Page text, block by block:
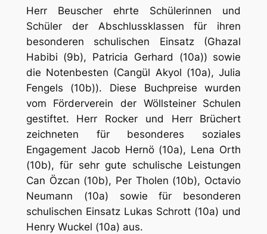
Herr Beuscher ehrte Schülerinnen und
Schüler der Abschlussklassen für ihren
besonderen schulischen Einsatz (Ghazal
Habibi (9b), Patricia Gerhard (10a)) sowie
die Notenbesten (Cangül Akyol (10a), Julia
Fengels (10b)). Diese Buchpreise wurden
vom Förderverein der Wöllsteiner Schulen
gestiftet. Herr Rocker und Herr Brüchert
zeichneten für besonderes soziales
Engagement Jacob Hernö (10a), Lena Orth
(10b), für sehr gute schulische Leistungen
Can Özcan (10b), Per Tholen (10b), Octavio
Neumann (10a) sowie für besonderen
schulischen Einsatz Lukas Schrott (10a) und
Henry Wuckel (10a) aus.